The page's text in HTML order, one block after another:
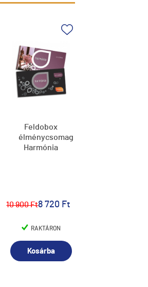
Feldobox
élménycsomag,
Harmónia
10 900 Ft8 720 Ft
RAKTÁRON
Kosárba